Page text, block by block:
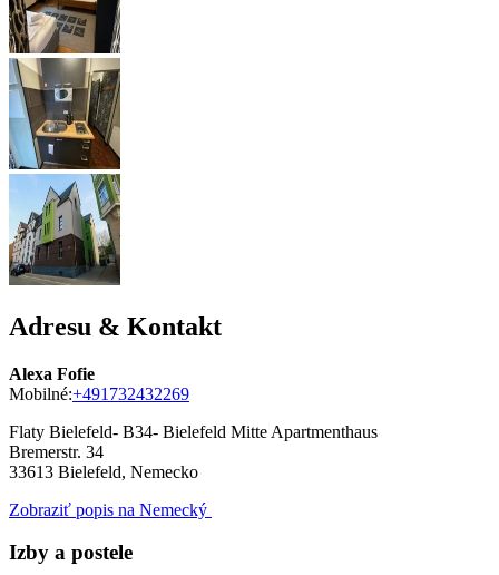
Adresu & Kontakt
Alexa Fofie
Mobilné:+491732432269
Flaty Bielefeld- B34- Bielefeld Mitte Apartmenthaus
Bremerstr. 34
33613 Bielefeld, Nemecko
Zobraziť popis na Nemecký
Izby a postele